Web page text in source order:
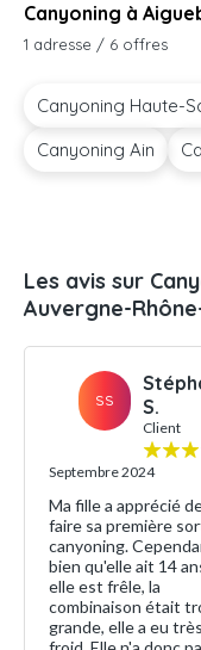
Canyoning à
1 adresse / 6 offres
Canyoning Haute-
Canyoning Ain
Les avis sur
Auvergne-
SS
S.
Client
Septembre 2024
Ma fille a apprécié
faire sa première
canyoning.
bien qu'elle ait 14
elle est frêle, la
combinaison était
grande, elle a eu très